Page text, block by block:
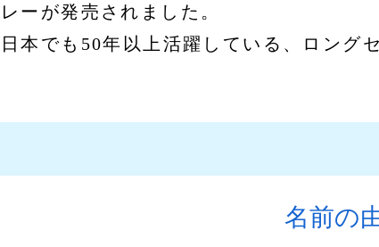
レーが発売されました。
日本でも50年以上活躍している、ロング
名前の